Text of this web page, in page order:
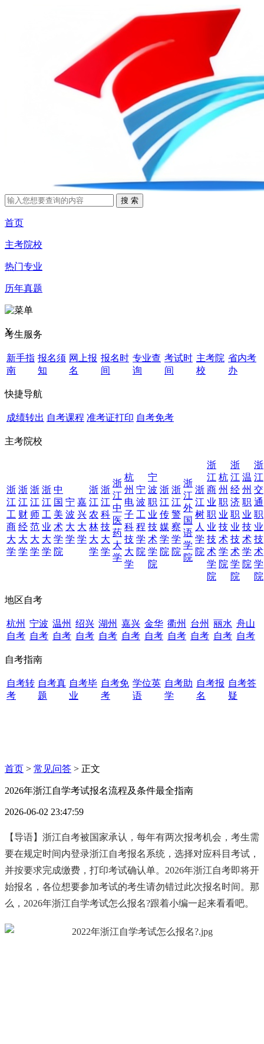
首页
主考院校
热门专业
历年真题
X
考生服务
新手指
南
报名须
知
网上报
名
报名时
间
专业查
询
考试时
间
主考院
校
省内考
办
快捷导航
成绩转出 自考课程 准考证打印 自考免考
主考院校
浙
江
工
商
大
学
浙
江
财
经
大
学
浙
江
师
范
大
学
浙
江
工
业
大
学
中
国
美
术
学
院
宁
波
大
学
嘉
兴
大
学
浙
江
农
林
大
学
浙
江
科
技
大
学
浙
江
中
医
药
大
学
杭
州
电
子
科
技
大
学
宁
波
工
程
学
院
宁
波
职
业
技
术
学
院
浙
江
传
媒
学
院
浙
江
警
察
学
院
浙
江
外
国
语
学
院
浙
江
树
人
学
院
浙
江
商
业
职
业
技
术
学
院
杭
州
职
业
技
术
学
院
浙
江
经
济
职
业
技
术
学
院
温
州
职
业
技
术
学
院
浙
江
交
通
职
业
技
术
学
院
地区自考
杭州
自考
宁波
自考
温州
自考
绍兴
自考
湖州
自考
嘉兴
自考
金华
自考
衢州
自考
台州
自考
丽水
自考
舟山
自考
自考指南
自考转
考
自考真
题
自考毕
业
自考免
考
学位英
语
自考助
学
自考报
名
自考答
疑
首页 > 常见问答 > 正文
2026年浙江自学考试报名流程及条件最全指南
2026-06-02 23:47:59
【导语】浙江自考被国家承认，每年有两次报考机会，考生需
要在规定时间内登录浙江自考报名系统，选择对应科目考试，
并按要求完成缴费，打印考试确认单。2026年浙江自考即将开
始报名，各位想要参加考试的考生请勿错过此次报名时间。那
么，2026年浙江自学考试怎么报名?跟着小编一起来看看吧。